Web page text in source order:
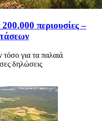
περιουσίες –
για τα παλαιά
δηλώσεις